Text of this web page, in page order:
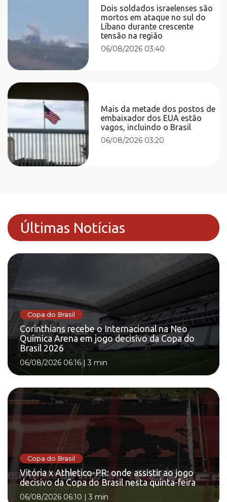
Dois soldados israelenses são
mortos em ataque no sul do
Líbano durante crescente
tensão na região
06/08/2026 03:40
Mais da metade dos postos de
embaixador dos EUA estão
vagos, incluindo o Brasil
06/08/2026 03:20
Últimas Notícias
Copa do Brasil
Corinthians recebe o Internacional na Neo
Química Arena em jogo decisivo da Copa do
Brasil 2026
06/08/2026 06:16|3 min
Copa do Brasil
Vitória x Athletico-PR: onde assistir ao jogo
decisivo da Copa do Brasil nesta quinta-feira
06/08/2026 06:10 |3 min